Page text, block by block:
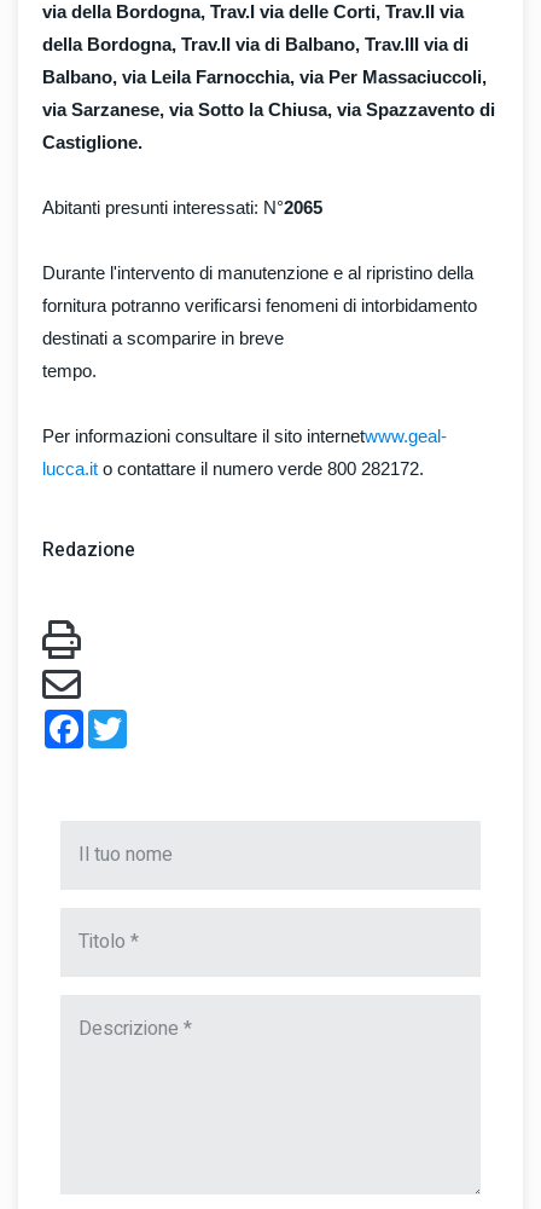
via della Bordogna, Trav.I via delle Corti, Trav.II via
della Bordogna, Trav.II via di Balbano, Trav.III via di
Balbano, via Leila Farnocchia, via Per Massaciuccoli,
via Sarzanese, via Sotto la Chiusa, via Spazzavento di
Castiglione.
Abitanti presunti interessati: N°2065
Durante l'intervento di manutenzione e al ripristino della
fornitura potranno verificarsi fenomeni di intorbidamento
destinati a scomparire in breve
tempo.
Per informazioni consultare il sito internetwww.geal-
lucca.it o contattare il numero verde 800 282172.
Redazione
Facebook